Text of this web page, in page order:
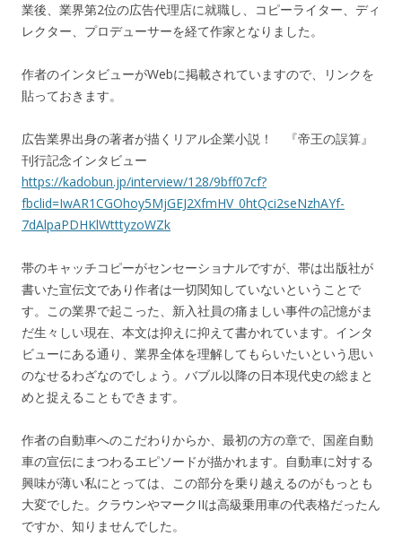
業後、業界第2位の広告代理店に就職し、コピーライター、ディ
レクター、プロデューサーを経て作家となりました。
作者のインタビューがWebに掲載されていますので、リンクを
貼っておきます。
広告業界出身の著者が描くリアル企業小説！ 『帝王の誤算』
刊行記念インタビュー
https://kadobun.jp/interview/128/9bff07cf?
fbclid=IwAR1CGOhoy5MjGEJ2XfmHV_0htQci2seNzhAYf-
7dAlpaPDHKlWtttyzoWZk
帯のキャッチコピーがセンセーショナルですが、帯は出版社が
書いた宣伝文であり作者は一切関知していないということで
す。この業界で起こった、新入社員の痛ましい事件の記憶がま
だ生々しい現在、本文は抑えに抑えて書かれています。インタ
ビューにある通り、業界全体を理解してもらいたいという思い
のなせるわざなのでしょう。バブル以降の日本現代史の総まと
めと捉えることもできます。
作者の自動車へのこだわりからか、最初の方の章で、国産自動
車の宣伝にまつわるエピソードが描かれます。自動車に対する
興味が薄い私にとっては、この部分を乗り越えるのがもっとも
大変でした。クラウンやマークIIは高級乗用車の代表格だったん
ですか、知りませんでした。